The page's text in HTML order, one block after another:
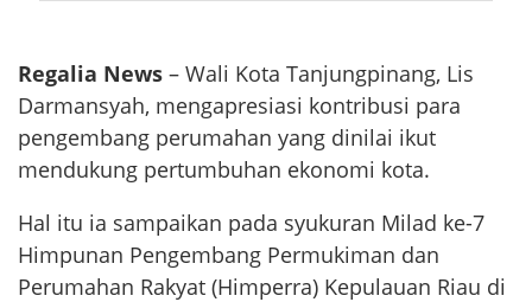
Regalia News – Wali Kota Tanjungpinang, Lis
Darmansyah, mengapresiasi kontribusi para
pengembang perumahan yang dinilai ikut
mendukung pertumbuhan ekonomi kota.
Hal itu ia sampaikan pada syukuran Milad ke-7
Himpunan Pengembang Permukiman dan
Perumahan Rakyat (Himperra) Kepulauan Riau di